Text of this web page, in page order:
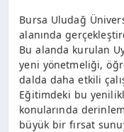
Bursa Uludağ
alanında
Bu alanda kurulan
yeni yönetmeliği,
dalda daha etkili
Eğitimdeki bu
konularında
büyük bir fırsat